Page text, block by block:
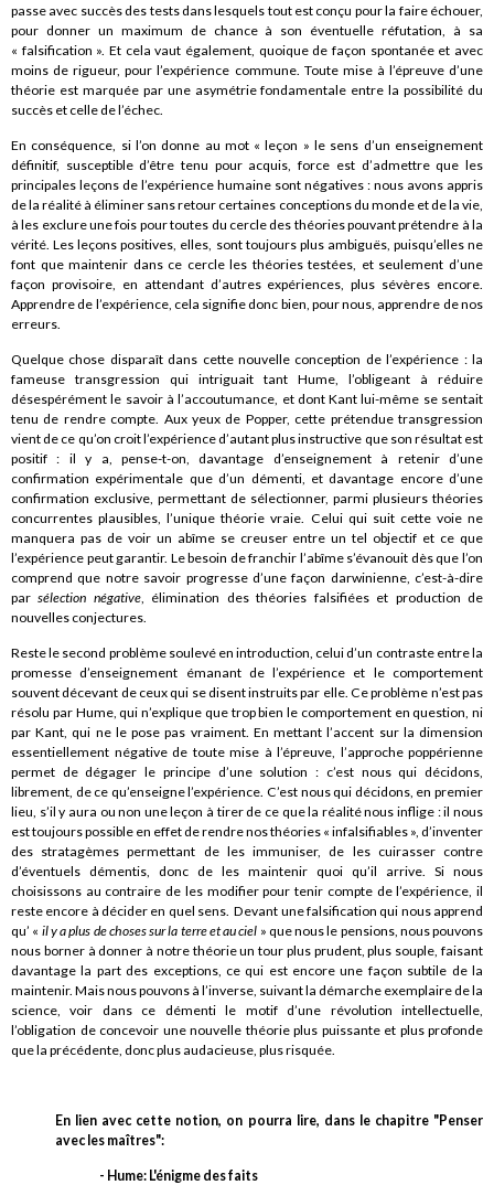
passe avec succès des tests dans lesquels tout est conçu pour la faire échouer,
pour donner un maximum de chance à son éventuelle réfutation, à sa
« falsification ». Et cela vaut également, quoique de façon spontanée et avec
moins de rigueur, pour l’expérience commune. Toute mise à l’épreuve d’une
théorie est marquée par une asymétrie fondamentale entre la possibilité du
succès et celle de l’échec.
En conséquence, si l’on donne au mot « leçon » le sens d’un enseignement
définitif, susceptible d’être tenu pour acquis, force est d’admettre que les
principales leçons de l’expérience humaine sont négatives : nous avons appris
de la réalité à éliminer sans retour certaines conceptions du monde et de la vie,
à les exclure une fois pour toutes du cercle des théories pouvant prétendre à la
vérité. Les leçons positives, elles, sont toujours plus ambiguës, puisqu’elles ne
font que maintenir dans ce cercle les théories testées, et seulement d’une
façon provisoire, en attendant d’autres expériences, plus sévères encore.
Apprendre de l’expérience, cela signifie donc bien, pour nous, apprendre de nos
erreurs.
Quelque chose disparaît dans cette nouvelle conception de l’expérience : la
fameuse transgression qui intriguait tant Hume, l’obligeant à réduire
désespérément le savoir à l’accoutumance, et dont Kant lui-même se sentait
tenu de rendre compte. Aux yeux de Popper, cette prétendue transgression
vient de ce qu’on croit l’expérience d’autant plus instructive que son résultat est
positif : il y a, pense-t-on, davantage d’enseignement à retenir d’une
confirmation expérimentale que d’un démenti, et davantage encore d’une
confirmation exclusive, permettant de sélectionner, parmi plusieurs théories
concurrentes plausibles, l’unique théorie vraie. Celui qui suit cette voie ne
manquera pas de voir un abîme se creuser entre un tel objectif et ce que
l’expérience peut garantir. Le besoin de franchir l’abîme s’évanouit dès que l’on
comprend que notre savoir progresse d’une façon darwinienne, c’est-à-dire
parsélection négative, élimination des théories falsifiées et production de
nouvelles conjectures.
Reste le second problème soulevé en introduction, celui d’un contraste entre la
promesse d’enseignement émanant de l’expérience et le comportement
souvent décevant de ceux qui se disent instruits par elle. Ce problème n’est pas
résolu par Hume, qui n’explique que trop bien le comportement en question, ni
par Kant, qui ne le pose pas vraiment. En mettant l’accent sur la dimension
essentiellement négative de toute mise à l’épreuve, l’approche poppérienne
permet de dégager le principe d’une solution : c’est nous qui décidons,
librement, de ce qu’enseigne l’expérience. C’est nous qui décidons, en premier
lieu, s’il y aura ou non une leçon à tirer de ce que la réalité nous inflige : il nous
est toujours possible en effet de rendre nos théories « infalsifiables », d’inventer
des stratagèmes permettant de les immuniser, de les cuirasser contre
d’éventuels démentis, donc de les maintenir quoi qu’il arrive. Si nous
choisissons au contraire de les modifier pour tenir compte de l’expérience, il
reste encore à décider en quel sens. Devant une falsification qui nous apprend
qu’ « il y a plus de choses sur la terre et au ciel » que nous le pensions, nous pouvons
nous borner à donner à notre théorie un tour plus prudent, plus souple, faisant
davantage la part des exceptions, ce qui est encore une façon subtile de la
maintenir. Mais nous pouvons à l’inverse, suivant la démarche exemplaire de la
science, voir dans ce démenti le motif d’une révolution intellectuelle,
l’obligation de concevoir une nouvelle théorie plus puissante et plus profonde
que la précédente, donc plus audacieuse, plus risquée.
En lien avec cette notion, on pourra lire, dans le chapitre "Penser
avec les maîtres":
- Hume: L'énigme des faits